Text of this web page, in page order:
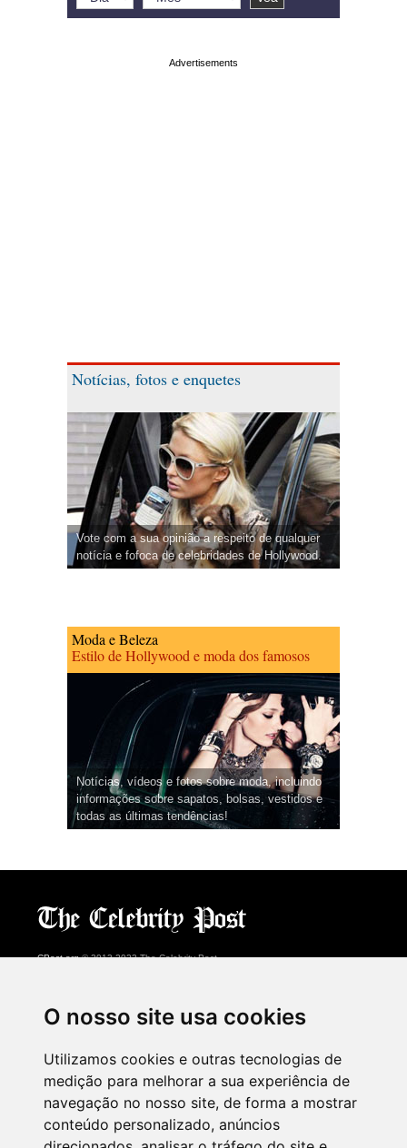
O nosso site usa cookies
Utilizamos cookies e outras tecnologias de
medição para melhorar a sua experiência de
navegação no nosso site, de forma a mostrar
conteúdo personalizado, anúncios
Notícias, fotos e enquetes
Vote com a sua opinião a respeito de qualquer
notícia e fofoca de celebridades de Hollywood.
Moda e Beleza
Estilo de Hollywood e moda dos famosos
Notícias, vídeos e fotos sobre moda, incluindo
informações sobre sapatos, bolsas, vestidos e
todas as últimas tendências!
CPost.org© 2013-2023 The Celebrity Post.
About Us
Advertising
Contact Us